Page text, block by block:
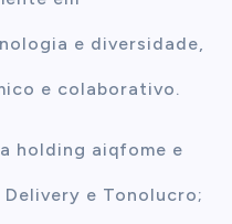
e diversidade,
e colaborativo.
holding aiqfome e
e Tonolucro;